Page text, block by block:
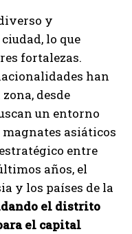
y
lo que
fortalezas.
han
desde
un entorno
asiáticos
entre
años, el
y los países de la
el distrito
el capital